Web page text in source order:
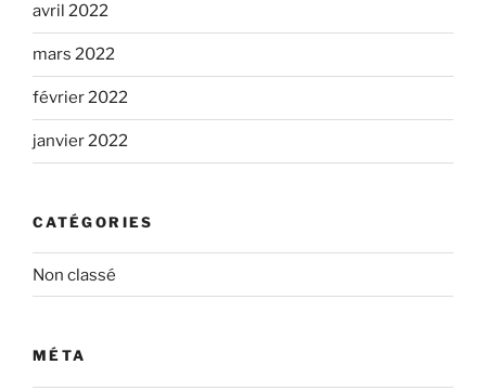
avril 2022
mars 2022
février 2022
janvier 2022
CATÉGORIES
Non classé
MÉTA